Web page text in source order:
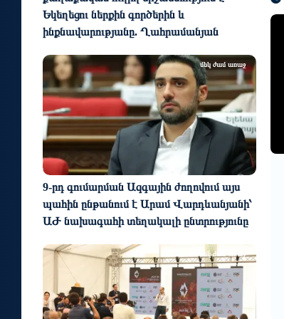
Եկեղեցու ներքին գործերին և
ինքնավարությանը. Ղահրամանյան
9-րդ գումարման Ազգային ժողովում այս
պահին ընթանում է Արամ Վարդևանյանի՝
ԱԺ նախագահի տեղակալի ընտրությունը
մեկ ժամ առաջ
մեկ ժամ առաջ
2 օր առաջ
Պարարվեստի նոր ձևաչափի
հաջող մեկնարկը Հայաստանում
1